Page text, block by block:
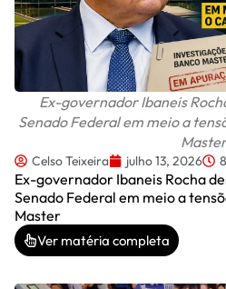
Ex-governador Ibaneis
Senado Federal em meio a
Master
Celso Teixeira julho 13, 2026
Ex-governador Ibaneis Rocha
Senado Federal em meio a
Master
Ver matéria completa